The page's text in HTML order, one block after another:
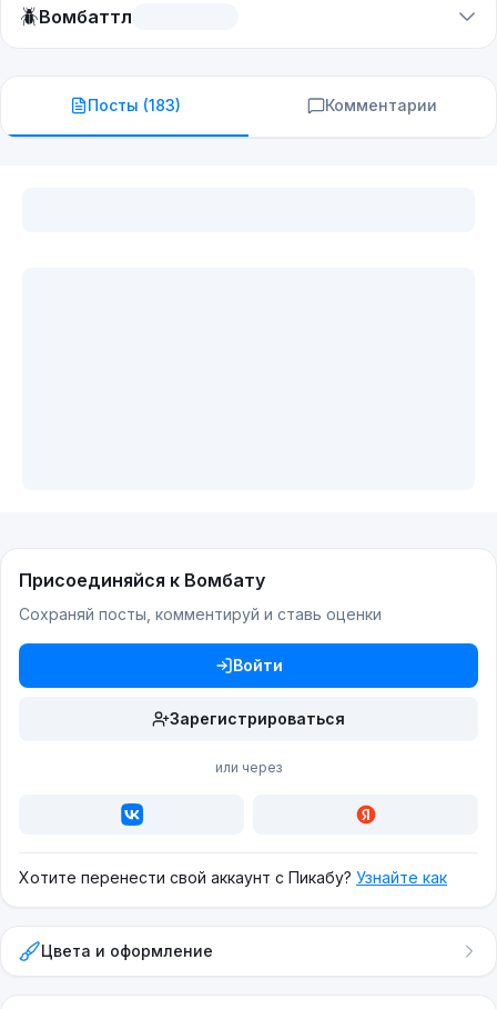
🪲Вомбаттл
Посты (183) Комментарии
Присоединяйся к Вомбату
Сохраняй посты, комментируй и ставь оценки
Войти
Зарегистрироваться
или через
Хотите перенести свой аккаунт с Пикабу? Узнайте как
Цвета и оформление